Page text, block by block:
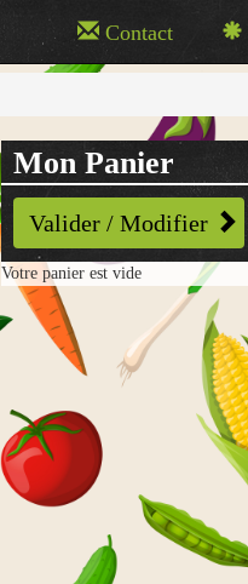
Contact
Mon Panier
Valider / Modifier
Votre panier est vide